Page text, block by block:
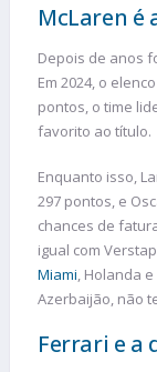
McLaren é
Depois de anos
Em 2024, o
pontos, o time
favorito ao título.
Enquanto isso,
297 pontos, e
chances de
igual com
Miami, Holanda e
Azerbaijão, não
Ferrari e a